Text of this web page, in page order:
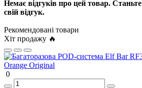
Немає відгуків про цей товар.
свій відгук.
Рекомендовані товари
Хіт продажу 🔥
0